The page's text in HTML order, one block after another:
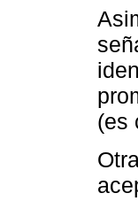
(es